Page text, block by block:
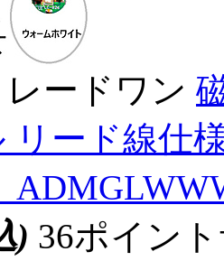
ードワン
リード線仕
) 36ポイン